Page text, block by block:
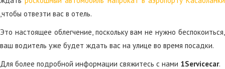
,чтобы отвезти вас в отель.
Это настоящее облегчение, поскольку вам не нужно беспокоиться,
ваш водитель уже будет ждать вас на улице во время посадки.
Для более подробной информации свяжитесь с нами 1Servicecar.